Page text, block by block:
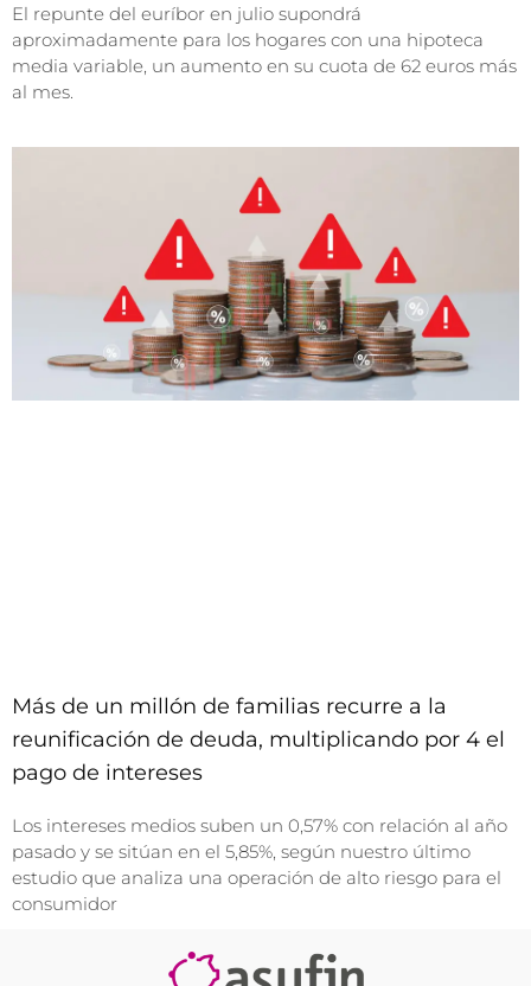
El repunte del euríbor en julio supondrá
aproximadamente para los hogares con una hipoteca
media variable, un aumento en su cuota de 62 euros más
al mes.
Más de un millón de familias recurre a la
reunificación de deuda, multiplicando por 4 el
pago de intereses
Los intereses medios suben un 0,57% con relación al año
pasado y se sitúan en el 5,85%, según nuestro último
estudio que analiza una operación de alto riesgo para el
consumidor